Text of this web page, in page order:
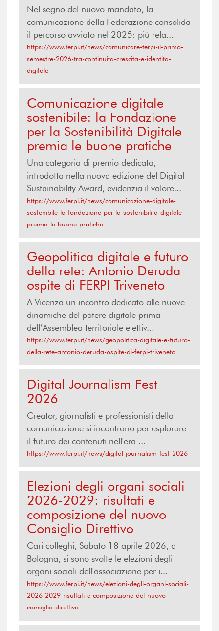
Nel segno del nuovo mandato, la
comunicazione della Federazione consolida
il percorso avviato nel 2025: più rela...
https://www.ferpi.it/news/comunicare-ferpi-il-primo-
semestre-2026-tra-continuita-crescita-e-identita-
digitale
Comunicazione digitale
sostenibile: la Fondazione
per la Sostenibilità Digitale
premia le buone pratiche
Una categoria di premio dedicata,
introdotta nella nuova edizione del Digital
Sustainability Award, evidenzia il valore...
https://www.ferpi.it/news/comunicazione-digitale-
sostenibile-la-fondazione-per-la-sostenibilita-digitale-
premia-le-buone-pratiche
Geopolitica digitale e futuro
della rete: Antonio Deruda
ospite di FERPI Triveneto
A Vicenza un incontro dedicato alle nuove
dinamiche del potere digitale prima
dell’Assemblea territoriale elettiv...
https://www.ferpi.it/news/geopolitica-digitale-e-futuro-
della-rete-antonio-deruda-ospite-di-ferpi-triveneto
Digital Journalism Fest
2026
Creator, giornalisti e professionisti della
comunicazione si incontrano per esplorare
il futuro dei contenuti nell'era ...
https://www.ferpi.it/news/digital-journalism-fest-2026
Elezioni degli organi sociali
2026-2029: risultati e
composizione del nuovo
Consiglio Direttivo
Cari colleghi, Sabato 18 aprile 2026, a
Bologna, si sono svolte le elezioni degli
organi sociali dell'associazione per i...
https://www.ferpi.it/news/elezioni-degli-organi-sociali-
2026-2029-risultati-e-composizione-del-nuovo-
consiglio-direttivo